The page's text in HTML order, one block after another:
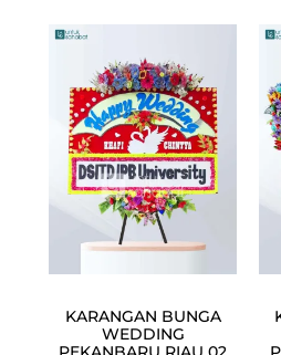
KARANGAN BUNGA
WEDDING
was:
Rp950.000.
is:
Rp925.000.